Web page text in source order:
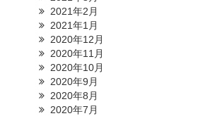
2021年2月
2021年1月
2020年12月
2020年11月
2020年10月
2020年9月
2020年8月
2020年7月